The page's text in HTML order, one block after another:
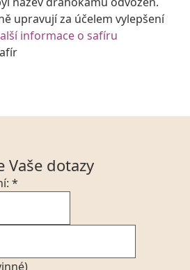
upravují za účelem vylepšení
informace o safíru
Vaše dotazy
*